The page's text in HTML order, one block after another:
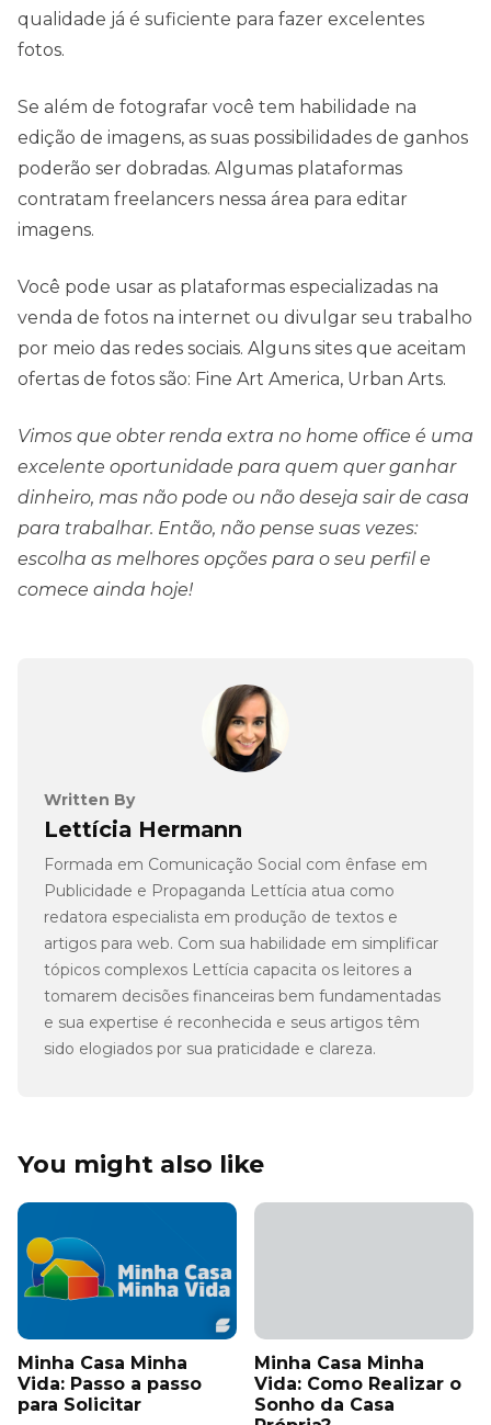
qualidade já é suficiente para fazer excelentes
fotos.
Se além de fotografar você tem habilidade na
edição de imagens, as suas possibilidades de ganhos
poderão ser dobradas. Algumas plataformas
contratam freelancers nessa área para editar
imagens.
Você pode usar as plataformas especializadas na
venda de fotos na internet ou divulgar seu trabalho
por meio das redes sociais. Alguns sites que aceitam
ofertas de fotos são: Fine Art America, Urban Arts.
Vimos que obter renda extra no home office é uma
excelente oportunidade para quem quer ganhar
dinheiro, mas não pode ou não deseja sair de casa
para trabalhar. Então, não pense suas vezes:
escolha as melhores opções para o seu perfil e
comece ainda hoje!
Written By
Lettícia Hermann
Formada em Comunicação Social com ênfase em
Publicidade e Propaganda Lettícia atua como
redatora especialista em produção de textos e
artigos para web. Com sua habilidade em simplificar
tópicos complexos Lettícia capacita os leitores a
tomarem decisões financeiras bem fundamentadas
e sua expertise é reconhecida e seus artigos têm
sido elogiados por sua praticidade e clareza.
You might also like
Minha Casa Minha
Vida: Passo a passo
para Solicitar
Minha Casa Minha
Vida: Como Realizar o
Sonho da Casa